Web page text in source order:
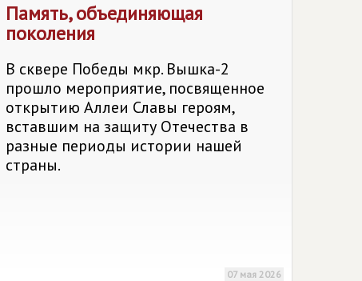
Память, объединяющая
поколения
В сквере Победы мкр. Вышка-2
прошло мероприятие, посвященное
открытию Аллеи Славы героям,
вставшим на защиту Отечества в
разные периоды истории нашей
страны.
07 мая 2026